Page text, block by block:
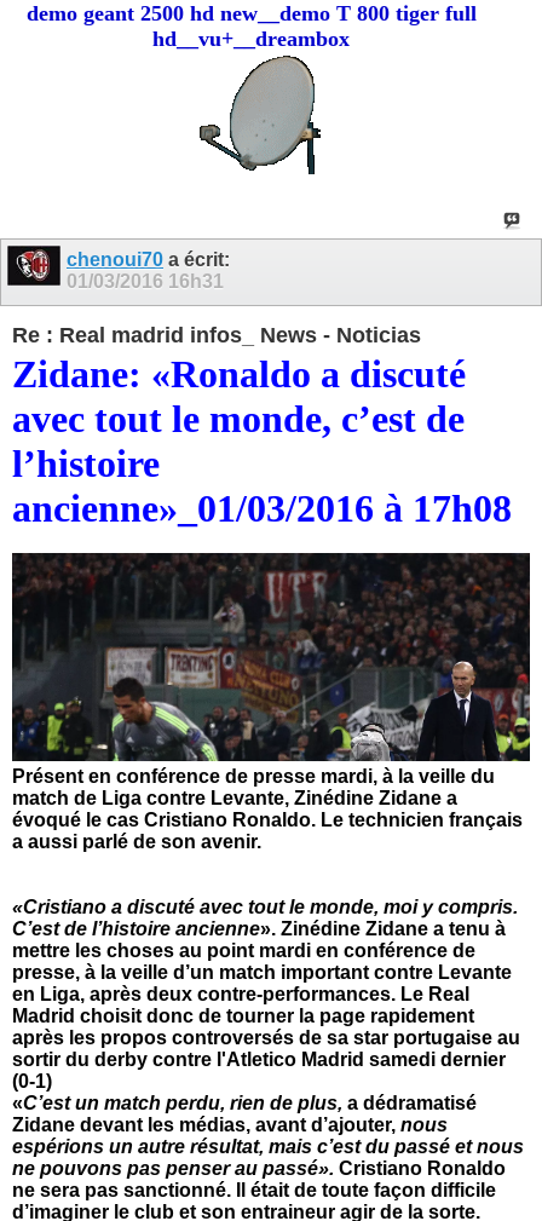
demo geant 2500 hd new__demo T 800 tiger full
hd__vu+__dreambox
chenoui70 a écrit:
01/03/2016 16h31
Re : Real madrid infos_ News - Noticias
Zidane: «Ronaldo a discuté
avec tout le monde, c’est de
l’histoire
ancienne»_01/03/2016 à 17h08
Présent en conférence de presse mardi, à la veille du
match de Liga contre Levante, Zinédine Zidane a
évoqué le cas Cristiano Ronaldo. Le technicien français
a aussi parlé de son avenir.
«Cristiano a discuté avec tout le monde, moi y compris.
C’est de l’histoire ancienne». Zinédine Zidane a tenu à
mettre les choses au point mardi en conférence de
presse, à la veille d’un match important contre Levante
en Liga, après deux contre-performances. Le Real
Madrid choisit donc de tourner la page rapidement
après les propos controversés de sa star portugaise au
sortir du derby contre l'Atletico Madrid samedi dernier
(0-1)
«C’est un match perdu, rien de plus, a dédramatisé
Zidane devant les médias, avant d’ajouter, nous
espérions un autre résultat, mais c’est du passé et nous
ne pouvons pas penser au passé». Cristiano Ronaldo
ne sera pas sanctionné. Il était de toute façon difficile
d’imaginer le club et son entraineur agir de la sorte.